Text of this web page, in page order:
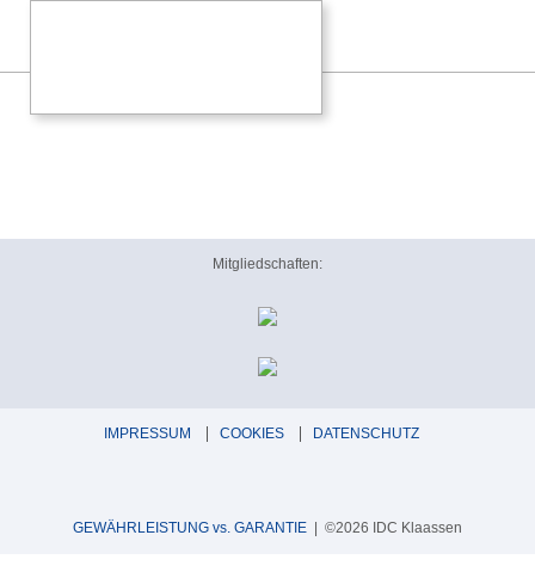
Mitgliedschaften:
IMPRESSUM COOKIES DATENSCHUTZ
GEWÄHRLEISTUNG vs. GARANTIE | ©2026 IDC Klaassen